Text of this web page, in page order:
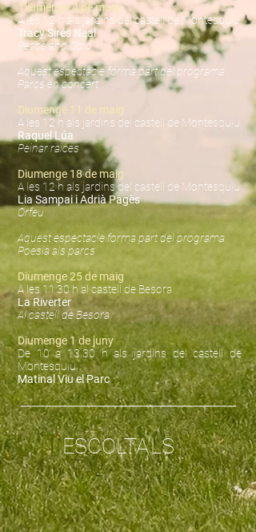
Diumenge 4 de maig
A les 12 h als jardins del castell de Montesquiu
Tracy Sirés Neal
Peace and Gold
Aquest espectacle forma part del programa
Parcs en concert
Diumenge
11 de maig
A les 12 h als jardins del castell de Montesquiu
Raquel Lúa
Peinar raices
Diumenge 18 de maig
A les 12 h als jardins del castell de Montesquiu
Lia Sampai i Adrià Pagès
Orfeu
Aquest espectacle forma part del programa
Poesia als parcs
Diumenge 25de maig
A les 11:30 h al castell de Besora
La Riverter
Al castell de Besora
Diumenge 1 de juny
De 10 a 13.30 h alsjardins del castell de
Montesquiu
Matinal Viu el Parc
ESCOLTA'LS